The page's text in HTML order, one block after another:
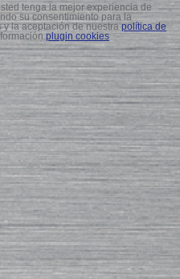
tenga la mejor experiencia de
su consentimiento para la
la aceptación de nuestrapolítica de
plugin cookies